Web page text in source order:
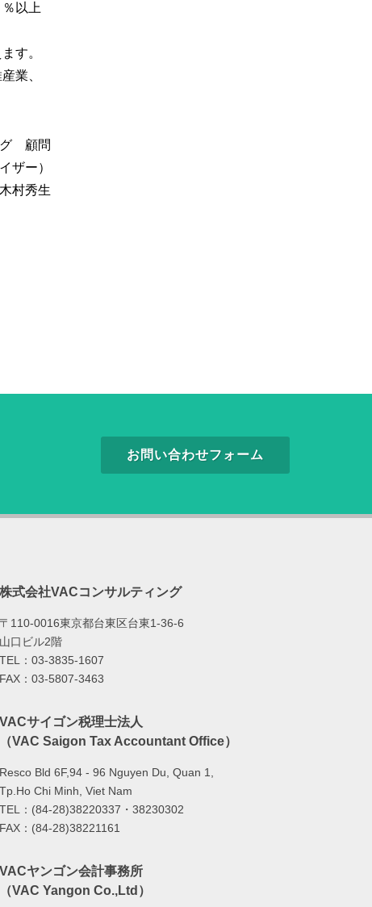
以上
す。
業、
グ 顧問
ザー）
木村秀生
お問い合わせフォーム
株式会社VACコンサルティング
〒110-0016東京都台東区台東1-36-6
山口ビル2階
TEL：03-3835-1607
FAX：03-5807-3463
VACサイゴン税理士法人
（VAC Saigon Tax Accountant Office）
Resco Bld 6F,94 - 96 Nguyen Du, Quan 1,
Tp.Ho Chi Minh, Viet Nam
TEL：(84-28)38220337・38230302
FAX：(84-28)38221161
VACヤンゴン会計事務所
（VAC Yangon Co.,Ltd）